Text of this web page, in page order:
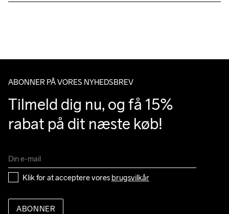
ABONNER PÅ VORES NYHEDSBREV
Tilmeld dig nu, og få 15%
rabat på dit næste køb!
Klik for at acceptere vores brugsvilkår
ABONNER